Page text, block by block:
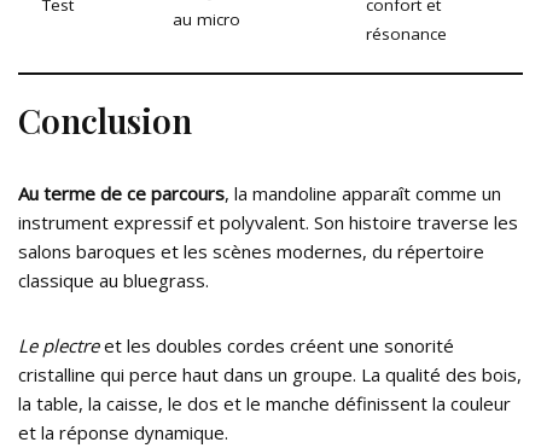
Test
au micro
confort et
résonance
Conclusion
Au terme de ce parcours, la mandoline apparaît comme un
instrument expressif et polyvalent. Son histoire traverse les
salons baroques et les scènes modernes, du répertoire
classique au bluegrass.
Le plectreet les doubles cordes créent une sonorité
cristalline qui perce haut dans un groupe. La qualité des bois,
la table, la caisse, le dos et le manche définissent la couleur
et la réponse dynamique.